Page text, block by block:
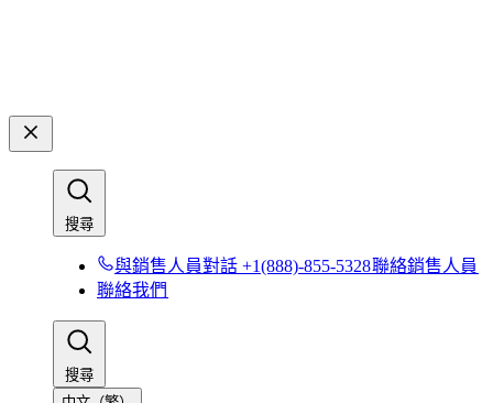
搜尋​​
與銷售人員對話 +1(888)-855-5328​​聯絡銷售人員​​
聯絡我們​​
搜尋​​